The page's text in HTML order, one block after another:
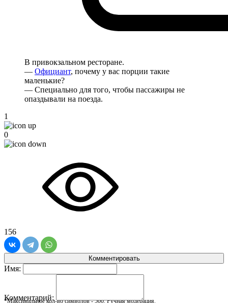
В привокзальном ресторане.
— Официант, почему у вас порции такие
маленькие?
— Специально для того, чтобы пассажиры не
опаздывали на поезда.
1
0
156
Комментировать
Имя:
Комментарий:
*Максимальное кол-во символов - 500. Ручная модерация.